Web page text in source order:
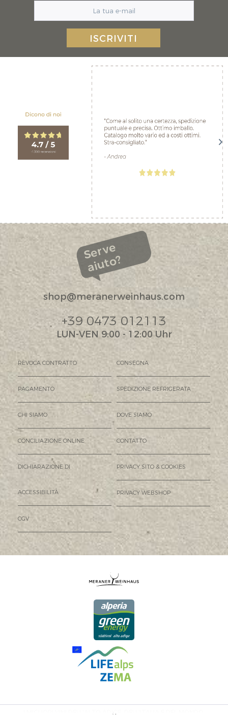
ISCRIVITI
Serve
aiuto?
shop@meranerweinhaus.com
+39 0473 012113
LUN-VEN 9:00 - 12:00 Uhr
REVOCA CONTRATTO CONSEGNA
PAGAMENTO SPEDIZIONE REFRIGERATA
CHI SIAMO DOVE SIAMO
CONCILIAZIONE ONLINE CONTATTO
DICHIARAZIONE DI
ACCESSIBILITÀ
PRIVACY SITO & COOKIES
PRIVACY WEBSHOP
CGV
I MIGLIORI VINI DELL'ALTO ADIGE, DELL'ITALIA E DEL MONDO.